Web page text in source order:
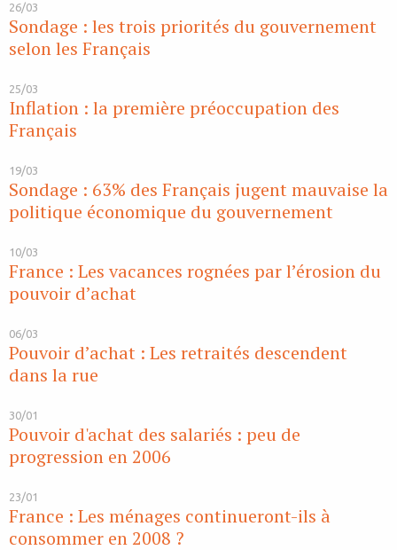
26/03
Sondage : les trois priorités du gouvernement
selon les Français
25/03
Inflation : la première préoccupation des
Français
19/03
Sondage : 63% des Français jugent mauvaise la
politique économique du gouvernement
10/03
France : Les vacances rognées par l’érosion du
pouvoir d’achat
06/03
Pouvoir d’achat : Les retraités descendent
dans la rue
30/01
Pouvoir d'achat des salariés : peu de
progression en 2006
23/01
France : Les ménages continueront-ils à
consommer en 2008 ?